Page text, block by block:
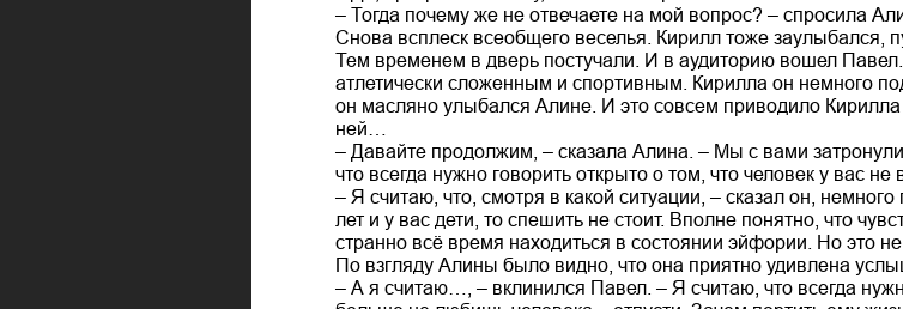
– Тогда почему же не отвечаете на мой вопрос? – спросила
Снова всплеск всеобщего веселья. Кирилл тоже заулыбался,
Тем временем в дверь постучали. И в аудиторию вошел
атлетически сложенным и спортивным. Кирилла он немного
он масляно улыбался Алине. И это совсем приводило
ней…
– Давайте продолжим, – сказала Алина. – Мы с вами
что всегда нужно говорить открыто о том, что человек у вас
– Я считаю, что, смотря в какой ситуации, – сказал он,
лет и у вас дети, то спешить не стоит. Вполне понятно, что
странно всё время находиться в состоянии эйфории. Но это
По взгляду Алины было видно, что она приятно удивлена
– А я считаю…, – вклинился Павел. – Я считаю, что всегда